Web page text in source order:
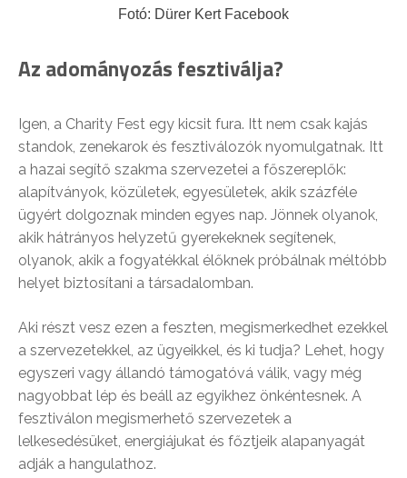
Fotó: Dürer Kert Facebook
Az adományozás fesztiválja?
Igen, a Charity Fest egy kicsit fura. Itt nem csak kajás
standok, zenekarok és fesztiválozók nyomulgatnak. Itt
a hazai segítő szakma szervezetei a főszereplők:
alapítványok, közületek, egyesületek, akik százféle
ügyért dolgoznak minden egyes nap. Jönnek olyanok,
akik hátrányos helyzetű gyerekeknek segítenek,
olyanok, akik a fogyatékkal élőknek próbálnak méltóbb
helyet biztosítani a társadalomban.
Aki részt vesz ezen a feszten, megismerkedhet ezekkel
a szervezetekkel, az ügyeikkel, és ki tudja? Lehet, hogy
egyszeri vagy állandó támogatóvá válik, vagy még
nagyobbat lép és beáll az egyikhez önkéntesnek. A
fesztiválon megismerhető szervezetek a
lelkesedésüket, energiájukat és főztjeik alapanyagát
adják a hangulathoz.